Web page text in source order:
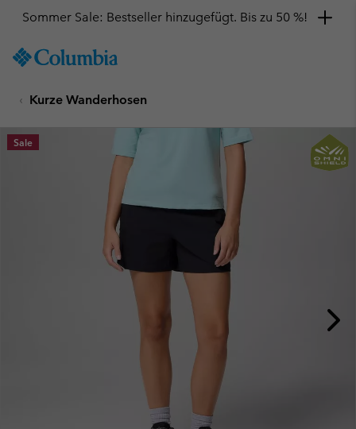
TO
SKIP
MAIN
NAV
Sommer Sale: Bestseller hinzugefügt. Bis zu 50 %!
Kurze Wanderhosen
Sale